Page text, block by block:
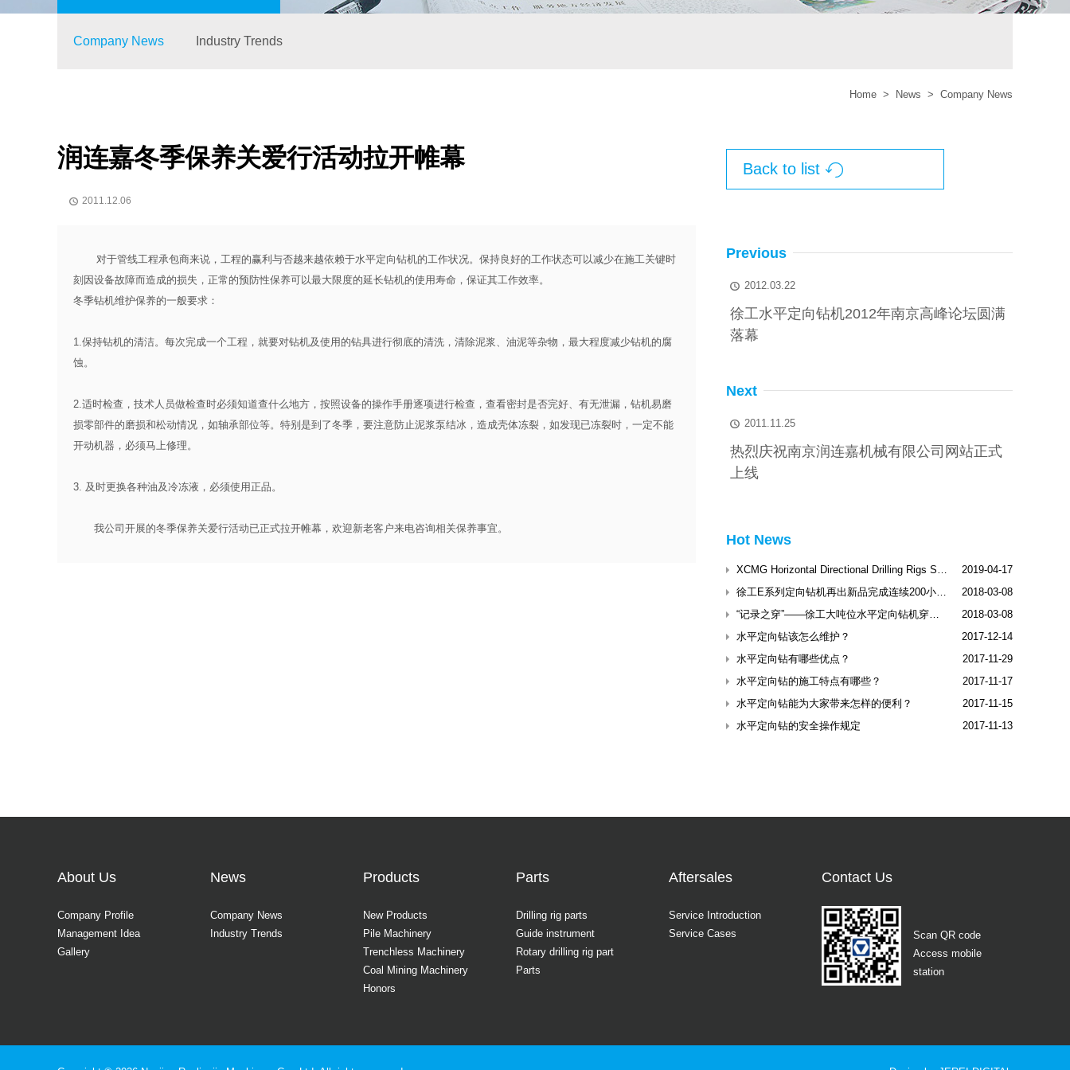
Company News Industry Trends
Home > News > Company News
润连嘉冬季保养关爱行活动拉开帷幕
 2011.12.06
对于管线工程承包商来说，工程的赢利与否越来越依赖于水平定向钻机的工作状况。保持良好的工作状态可以减少在施工关键时
刻因设备故障而造成的损失，正常的预防性保养可以最大限度的延长钻机的使用寿命，保证其工作效率。
冬季钻机维护保养的一般要求：
1.保持钻机的清洁。每次完成一个工程，就要对钻机及使用的钻具进行彻底的清洗，清除泥浆、油泥等杂物，最大程度减少钻机的腐
蚀。
2.适时检查，技术人员做检查时必须知道查什么地方，按照设备的操作手册逐项进行检查，查看密封是否完好、有无泄漏，钻机易磨
损零部件的磨损和松动情况，如轴承部位等。特别是到了冬季，要注意防止泥浆泵结冰，造成壳体冻裂，如发现已冻裂时，一定不能
开动机器，必须马上修理。
3. 及时更换各种油及冷冻液，必须使用正品。
我公司开展的冬季保养关爱行活动已正式拉开帷幕，欢迎新老客户来电咨询相关保养事宜。
Back to list 
Previous
 2012.03.22
徐工水平定向钻机2012年南京高峰论坛圆满
落幕
Next
 2011.11.25
热烈庆祝南京润连嘉机械有限公司网站正式
上线
Hot News
XCMG Horizontal Directional Drilling Rigs Shine Dubai International Trenchless Exhibitio
2019-04-17
徐工E系列定向钻机再出新品完成连续200小时工业性试验
2018-03-08
“记录之穿”——徐工大吨位水平定向钻机穿越松花江
2018-03-08
水平定向钻该怎么维护？
2017-12-14
水平定向钻有哪些优点？
2017-11-29
水平定向钻的施工特点有哪些？
2017-11-17
水平定向钻能为大家带来怎样的便利？
2017-11-15
水平定向钻的安全操作规定
2017-11-13
About Us
Company Profile
Management Idea
Gallery
News
Company News
Industry Trends
Products
New Products
Pile Machinery
Trenchless Machinery
Coal Mining Machinery
Honors
Parts
Drilling rig parts
Guide instrument
Rotary drilling rig part
Parts
Aftersales
Service Introduction
Service Cases
Contact Us
Scan QR code
Access mobile
station